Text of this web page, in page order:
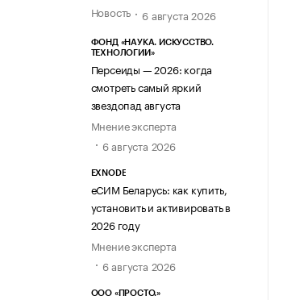
Новость
6 августа 2026
ФОНД «НАУКА. ИСКУССТВО.
ТЕХНОЛОГИИ»
Персеиды — 2026: когда
смотреть самый яркий
звездопад августа
Мнение эксперта
6 августа 2026
EXNODE
еСИМ Беларусь: как купить,
установить и активировать в
2026 году
Мнение эксперта
6 августа 2026
ООО «ПРОСТО.»